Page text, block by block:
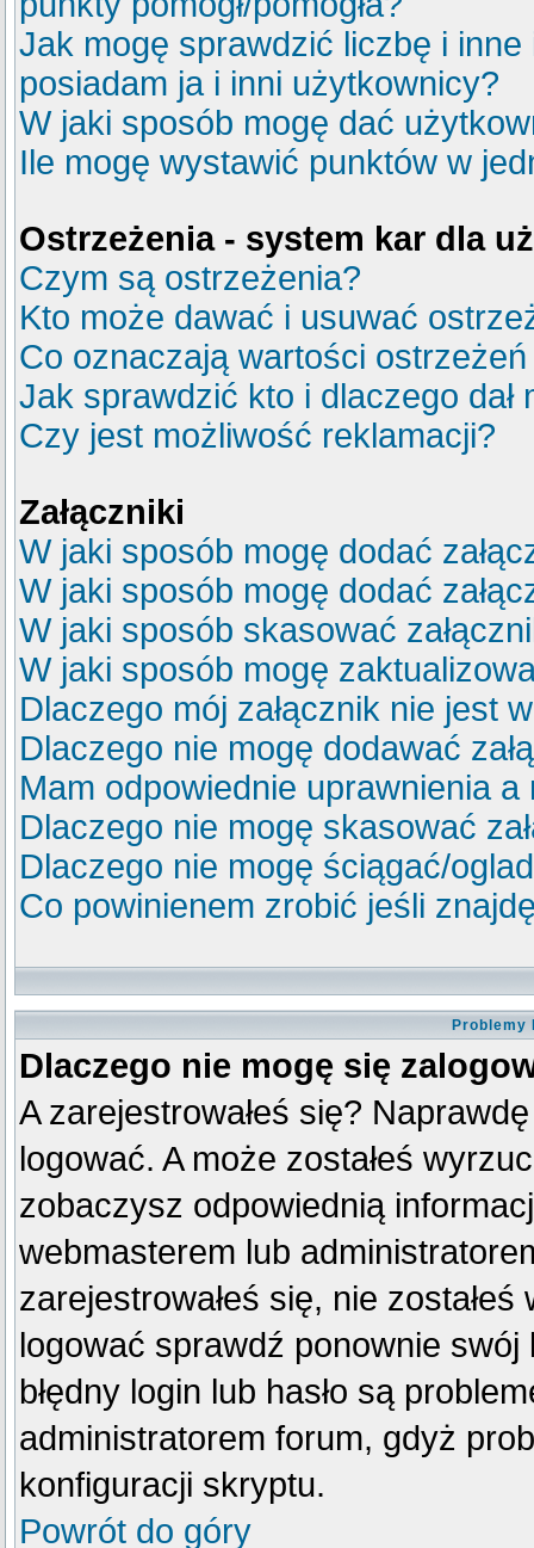
Jak mogę sprawdzić liczbę i
posiadam ja i inni użytkownicy?
W jaki sposób mogę dać
Ile mogę wystawić punktów w
Ostrzeżenia - system kar dla
Czym są ostrzeżenia?
Kto może dawać i usuwać
Co oznaczają wartości
Jak sprawdzić kto i dlaczego dał
Czy jest możliwość reklamacji?
Załączniki
W jaki sposób mogę dodać
W jaki sposób mogę dodać
W jaki sposób skasować
W jaki sposób mogę
Dlaczego mój załącznik nie jest
Dlaczego nie mogę dodawać
Mam odpowiednie uprawnienia
Dlaczego nie mogę skasować
Dlaczego nie mogę ściągać/
Co powinienem zrobić jeśli
Problemy
Dlaczego nie mogę się
A zarejestrowałeś się?
logować. A może zostałeś
zobaczysz odpowiednią
webmasterem lub
zarejestrowałeś się, nie
logować sprawdź ponownie swój
błędny login lub hasło są
administratorem forum, gdyż
konfiguracji skryptu.
Powrót do góry